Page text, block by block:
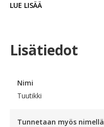
LUE LISÄÄ
Lisätiedot
Nimi
Tuutikki
Tunnetaan myös nimellä